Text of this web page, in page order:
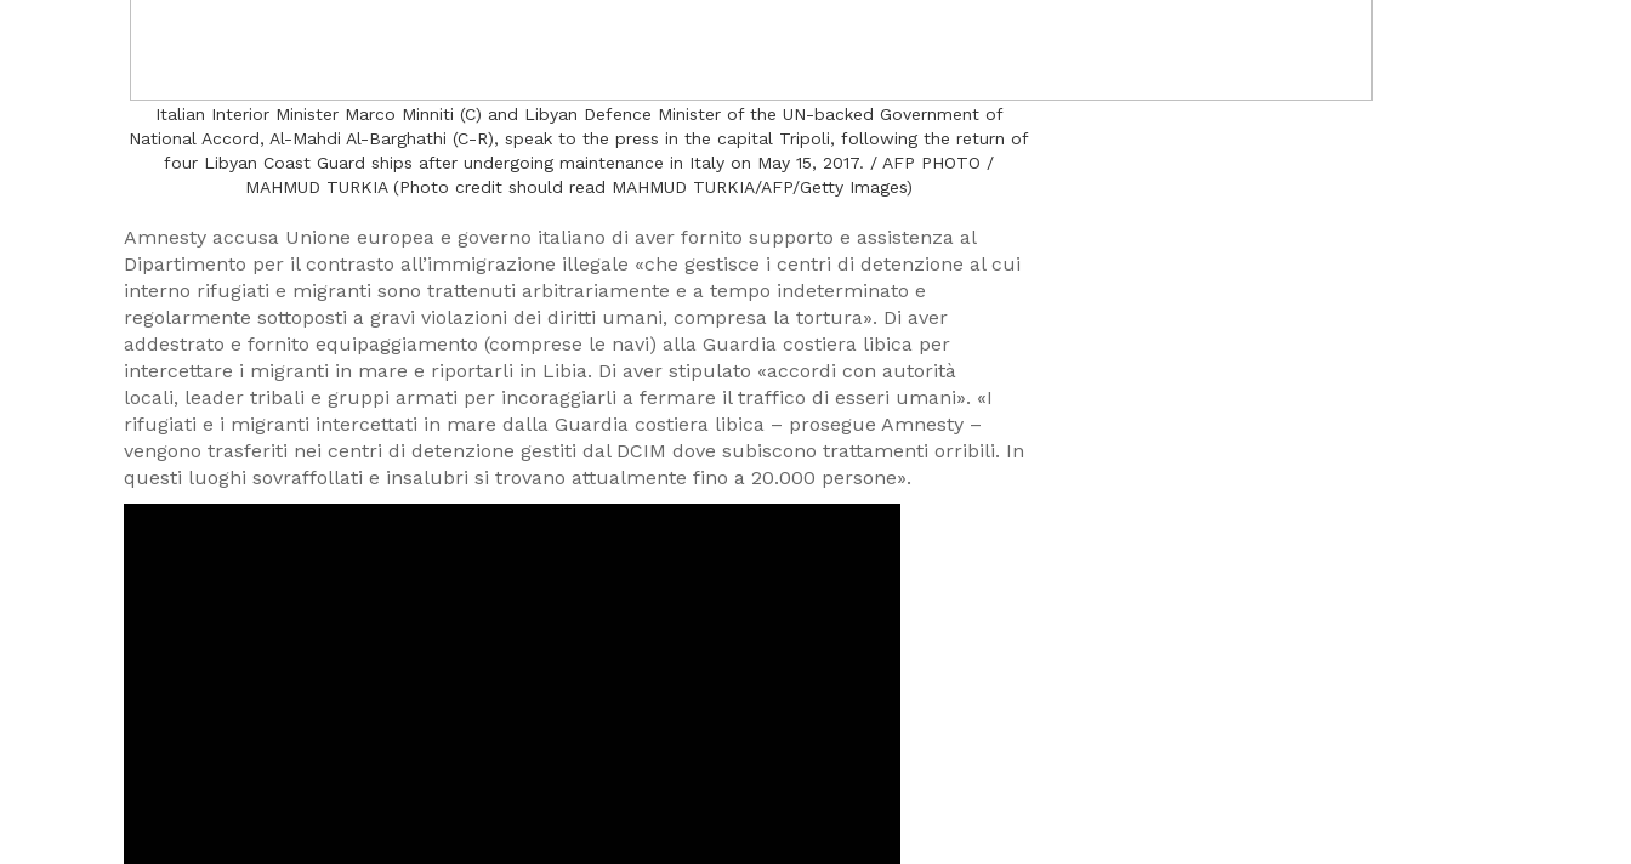
Italian Interior Minister Marco Minniti (C) and Libyan Defence Minister of the UN-backed Government of
National Accord, Al-Mahdi Al-Barghathi (C-R), speak to the press in the capital Tripoli, following the return of
four Libyan Coast Guard ships after undergoing maintenance in Italy on May 15, 2017. / AFP PHOTO /
MAHMUD TURKIA (Photo credit should read MAHMUD TURKIA/AFP/Getty Images)
Amnesty accusa Unione europea e governo italiano di aver fornito supporto e assistenza al
Dipartimento per il contrasto all’immigrazione illegale «che gestisce i centri di detenzione al cui
interno rifugiati e migranti sono trattenuti arbitrariamente e a tempo indeterminato e
regolarmente sottoposti a gravi violazioni dei diritti umani, compresa la tortura». Di aver
addestrato e fornito equipaggiamento (comprese le navi) alla Guardia costiera libica per
intercettare i migranti in mare e riportarli in Libia. Di aver stipulato «accordi con autorità
locali, leader tribali e gruppi armati per incoraggiarli a fermare il traffico di esseri umani». «I
rifugiati e i migranti intercettati in mare dalla Guardia costiera libica – prosegue Amnesty –
vengono trasferiti nei centri di detenzione gestiti dal DCIM dove subiscono trattamenti orribili. In
questi luoghi sovraffollati e insalubri si trovano attualmente fino a 20.000 persone».